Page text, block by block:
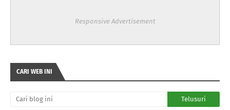
Responsive Advertisement
CARI WEB INI